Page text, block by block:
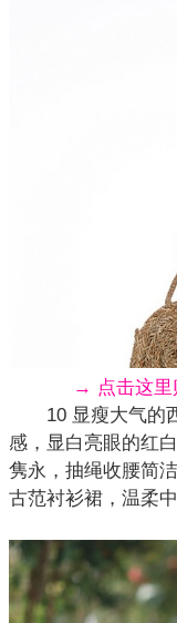
→ 点击这
10 显瘦大气的西
感，显白亮眼的红
隽永，抽绳收腰简
古范衬衫裙，温柔中